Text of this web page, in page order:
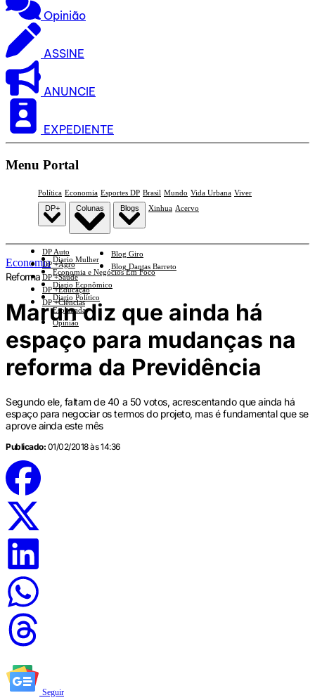
Opinião
ASSINE
ANUNCIE
EXPEDIENTE
Menu Portal
Política Economia Esportes DP Brasil Mundo Vida Urbana Viver
DP+
DP Auto
DP +Agro
DP +Saúde
DP +Educação
DP +Ciências
Colunas
Diario Mulher
Economia e Negócios Em Foco
Diario Econômico
Diario Político
Esplanada
Opinião
Blogs
Blog Giro
Blog Dantas Barreto
Xinhua Acervo
Economia
Reforma
Marun diz que ainda há
espaço para mudanças na
reforma da Previdência
Segundo ele, faltam de 40 a 50 votos, acrescentando que ainda há
espaço para negociar os termos do projeto, mas é fundamental que se
aprove ainda este mês
Publicado: 01/02/2018 às 14:36
Seguir